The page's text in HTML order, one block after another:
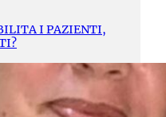
I PAZIENTI,